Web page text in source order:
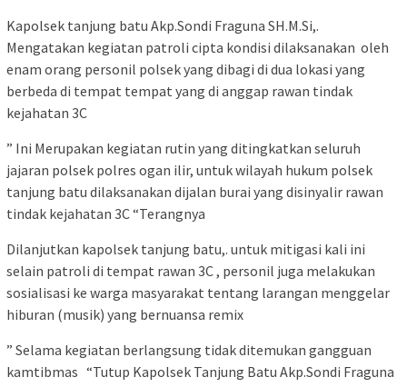
Kapolsek tanjung batu Akp.Sondi Fraguna SH.M.Si,.
Mengatakan kegiatan patroli cipta kondisi dilaksanakan oleh
enam orang personil polsek yang dibagi di dua lokasi yang
berbeda di tempat tempat yang di anggap rawan tindak
kejahatan 3C
” Ini Merupakan kegiatan rutin yang ditingkatkan seluruh
jajaran polsek polres ogan ilir, untuk wilayah hukum polsek
tanjung batu dilaksanakan dijalan burai yang disinyalir rawan
tindak kejahatan 3C “Terangnya
Dilanjutkan kapolsek tanjung batu,. untuk mitigasi kali ini
selain patroli di tempat rawan 3C , personil juga melakukan
sosialisasi ke warga masyarakat tentang larangan menggelar
hiburan (musik) yang bernuansa remix
” Selama kegiatan berlangsung tidak ditemukan gangguan
kamtibmas “Tutup Kapolsek Tanjung Batu Akp.Sondi Fraguna